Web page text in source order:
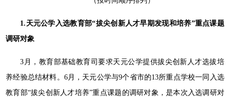
1.天元公学入选教育部“拔尖创新人才早期发现和培养”重点课题
调研对象
3月，教育部基础教育司要求天元公学提供拔尖创新人才选拔培
养经验总结材料。6月，天元公学与9个省市的13所重点学校一同入选
教育部“拔尖创新人才培养”重点课题的调研对象，是本次入选调研对